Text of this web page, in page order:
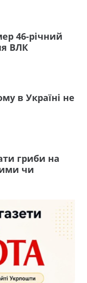
46-річний
ВЛК
в Україні не
гриби на
чи